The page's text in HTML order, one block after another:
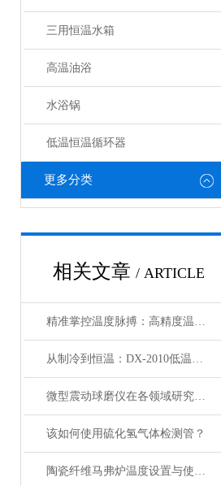
三用恒温水箱
高温油浴
水浴锅
低温恒温循环器
更多分类
相关文章 / ARTICLE
精准掌控温度脉搏：高精度温控仪表补偿温度设置全攻略
从制冷到恒温：DX-2010低温恒温循环器的核心原理解析
微型震动球磨仪在各领域研究中的应用
该如何使用硫化氢气体检测管？
陶瓷纤维马弗炉温度设置与使用方法